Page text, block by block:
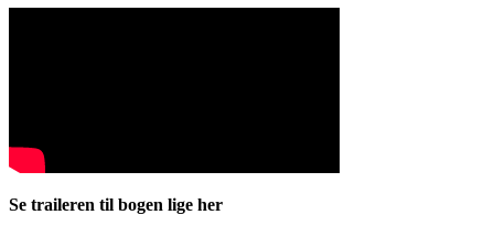
Se traileren til bogen lige her